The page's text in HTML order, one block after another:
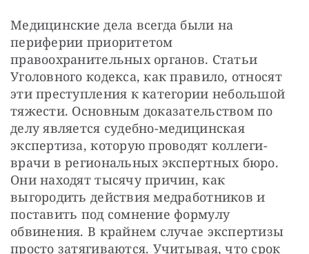
Медицинские дела всегда были на
периферии приоритетом
правоохранительных органов. Статьи
Уголовного кодекса, как правило, относят
эти преступления к категории небольшой
тяжести. Основным доказательством по
делу является судебно-медицинская
экспертиза, которую проводят коллеги-
врачи в региональных экспертных бюро.
Они находят тысячу причин, как
выгородить действия медработников и
поставить под сомнение формулу
обвинения. В крайнем случае экспертизы
просто затягиваются. Учитывая, что срок